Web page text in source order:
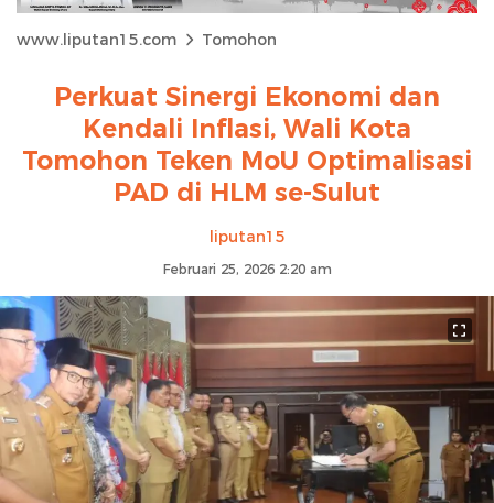
www.liputan15.com Tomohon
Perkuat Sinergi Ekonomi dan
Kendali Inflasi, Wali Kota
Tomohon Teken MoU Optimalisasi
PAD di HLM se-Sulut
liputan15
Februari 25, 2026 2:20 am